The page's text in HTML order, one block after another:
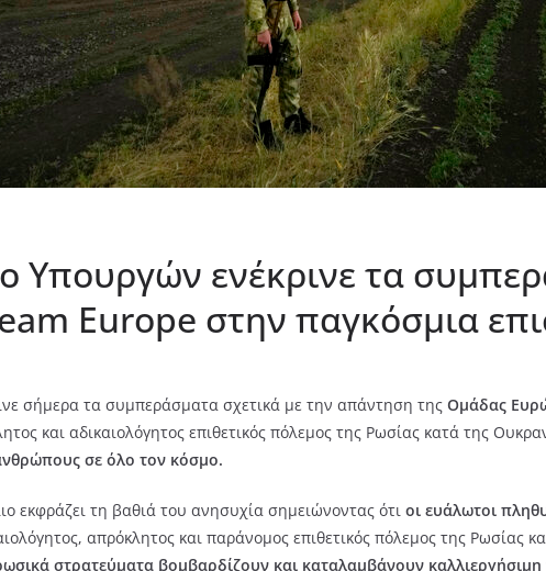
Υπουργών ενέκρινε τα
Europe στην παγκόσμια
σήμερα τα συμπεράσματα σχετικά με την απάντηση της Ομάδας
και αδικαιολόγητος επιθετικός πόλεμος της Ρωσίας κατά της
σε όλο τον κόσμο.
εκφράζει τη βαθιά του ανησυχία σημειώνοντας ότι οι ευάλωτοι
απρόκλητος και παράνομος επιθετικός πόλεμος της Ρωσίας
στρατεύματα βομβαρδίζουν και καταλαμβάνουν